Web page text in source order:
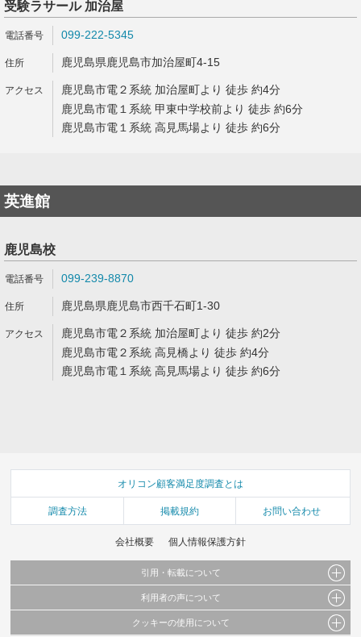
受験ラサール 加治屋
099-222-5345
鹿児島県鹿児島市加治屋町4-15
鹿児島市電２系統 加治屋町より 徒歩 約4分
鹿児島市電１系統 甲東中学校前より 徒歩 約6分
鹿児島市電１系統 高見馬場より 徒歩 約6分
英進館
鹿児島校
099-239-8870
鹿児島県鹿児島市西千石町1-30
鹿児島市電２系統 加治屋町より 徒歩 約2分
鹿児島市電２系統 高見橋より 徒歩 約4分
鹿児島市電１系統 高見馬場より 徒歩 約6分
オリコン顧客満足度調査とは
調査方法 掲載規約 お問い合わせ
会社概要 個人情報保護方針
引用・転載について
当サイトで公開されている情報（文字、写真、イラスト、画像データ等）及びこれらの配
これらの情報を権利者の許可なく無断転載・複製などの二次利用を行うことは固く禁じて
利用者の声について
当サイトに掲載している内容はすべてサービスの利用者が提出された見解・感想です。
クッキーの使用について